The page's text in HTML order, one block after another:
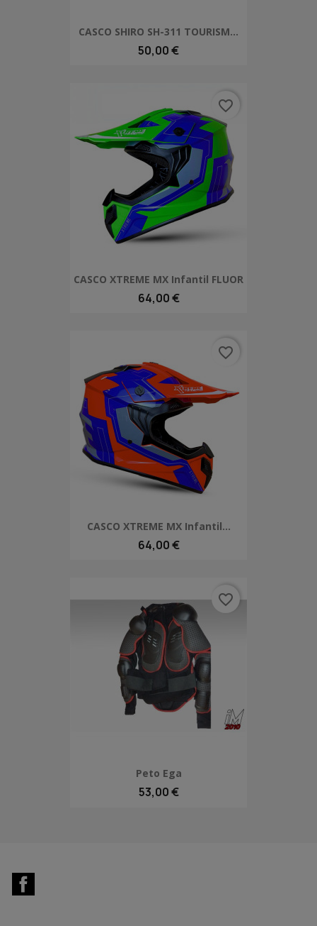
CASCO SHIRO SH-311 TOURISM...
50,00 €
CASCO XTREME MX Infantil FLUOR
64,00 €
favorite_border
CASCO XTREME MX Infantil...
64,00 €
favorite_border
Peto Ega
53,00 €
favorite_border